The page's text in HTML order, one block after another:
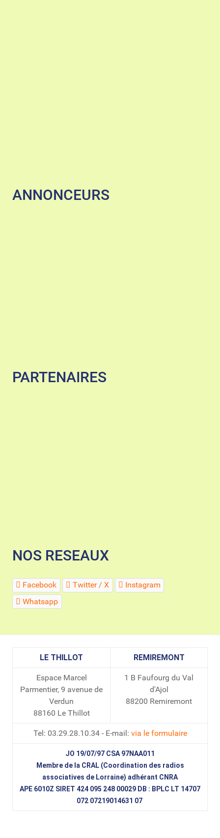
ANNONCEURS
PARTENAIRES
NOS RESEAUX
Facebook Twitter / X
Instagram
Whatsapp
LE THILLOT REMIREMONT
Espace Marcel
Parmentier, 9 avenue de
Verdun
88160 Le Thillot
1 B Faufourg du Val
d'Ajol
88200 Remiremont
Tel: 03.29.28.10.34 - E-mail: via le formulaire
JO 19/07/97 CSA 97NAA011
Membre de la CRAL (Coordination des radios
associatives de Lorraine) adhérant CNRA
APE 6010Z SIRET 424 095 248 00029 DB : BPLC LT 14707
072 07219014631 07